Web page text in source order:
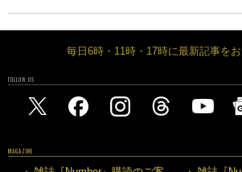
毎日6時・11時・17時に最新記事を
FOLLOW US
MAGAZINE